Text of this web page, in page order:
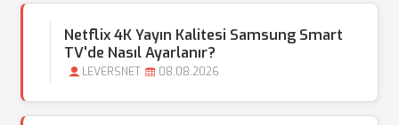
Netflix 4K Yayın Kalitesi Samsung Smart
TV'de Nasıl Ayarlanır?
LEVERSNET 08.08.2026